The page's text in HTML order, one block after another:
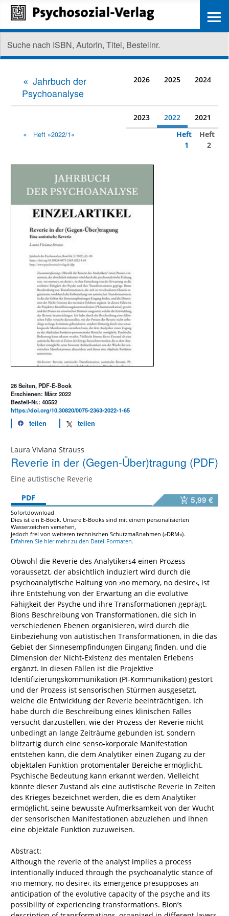
Jahrbuch der
Psychoanalyse
2026 2025 2024
2023 2022 2021
Heft »2022/1«
Heft
1
Heft
2
26 Seiten, PDF-E-Book
Erschienen: März 2022
Bestell-Nr.: 40552
https://doi.org/10.30820/0075-2363-2022-1-65
teilen teilen
Laura Viviana Strauss
Reverie in der (Gegen-Über)tragung (PDF)
Eine autistische Reverie
PDF
5,99 €
Sofortdownload
Dies ist ein E-Book. Unsere E-Books sind mit einem personalisierten
Wasserzeichen versehen,
jedoch frei von weiteren technischen Schutzmaßnahmen (»DRM«).
Erfahren Sie hier mehr zu den Datei-Formaten.
Obwohl die Reverie des Analytikers4 einen Prozess
voraussetzt, der absichtlich induziert wird durch die
psychoanalytische Haltung von ›no memory, no desire‹, ist
ihre Entstehung von der Erwartung an die evolutive
Fähigkeit der Psyche und ihre Transformationen geprägt.
Bions Beschreibung von Transformationen, die sich in
verschiedenen Ebenen organisieren, wird durch die
Einbeziehung von autistischen Transformationen, in die das
Gebiet der Sinnesempfindungen Eingang finden, und die
Dimension der Nicht-Existenz des mentalen Erlebens
ergänzt. In diesen Fällen ist die Projektive
Identifizierungskommunikation (PI-Kommunikation) gestört
und der Prozess ist sensorischen Stürmen ausgesetzt,
welche die Entwicklung der Reverie beeinträchtigen. Ich
habe durch die Beschreibung eines klinischen Falles
versucht darzustellen, wie der Prozess der Reverie nicht
unbedingt an lange Zeiträume gebunden ist, sondern
blitzartig durch eine senso-korporale Manifestation
entstehen kann, die dem Analytiker einen Zugang zu der
objektalen Funktion protomentaler Bereiche ermöglicht.
Psychische Bedeutung kann erkannt werden. Vielleicht
könnte dieser Zustand als eine autistische Reverie in Zeiten
des Krieges bezeichnet werden, die es dem Analytiker
ermöglicht, seine bewusste Aufmerksamkeit von der Wucht
der sensorischen Manifestationen abzuziehen und ihnen
eine objektale Funktion zuzuweisen.
Abstract:
Although the reverie of the analyst implies a process
intentionally induced through the psychoanalytic stance of
›no memory, no desire‹, its emergence presupposes an
anticipation of the evolutive capacity of the psyche and its
possibility of experiencing transformations. Bion’s
≡